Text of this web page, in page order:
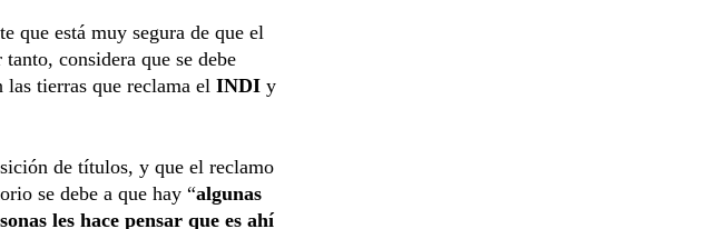
que está muy segura de que el
tanto, considera que se debe
tierras que reclama el INDI y
de títulos, y que el reclamo
se debe a que hay “algunas
les hace pensar que es ahí